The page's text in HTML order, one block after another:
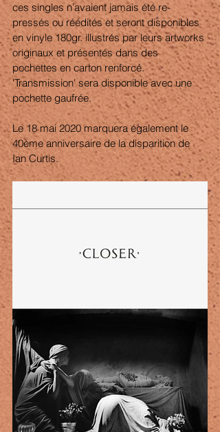
ces singles n’avaient jamais été re-
pressés ou réédités et seront disponibles
en vinyle 180gr. illustrés par leurs artworks
originaux et présentés dans des
pochettes en carton renforcé.
'Transmission' sera disponible avec une
pochette gaufrée.
Le 18 mai 2020 marquera également le
40ème anniversaire de la disparition de
Ian Curtis.